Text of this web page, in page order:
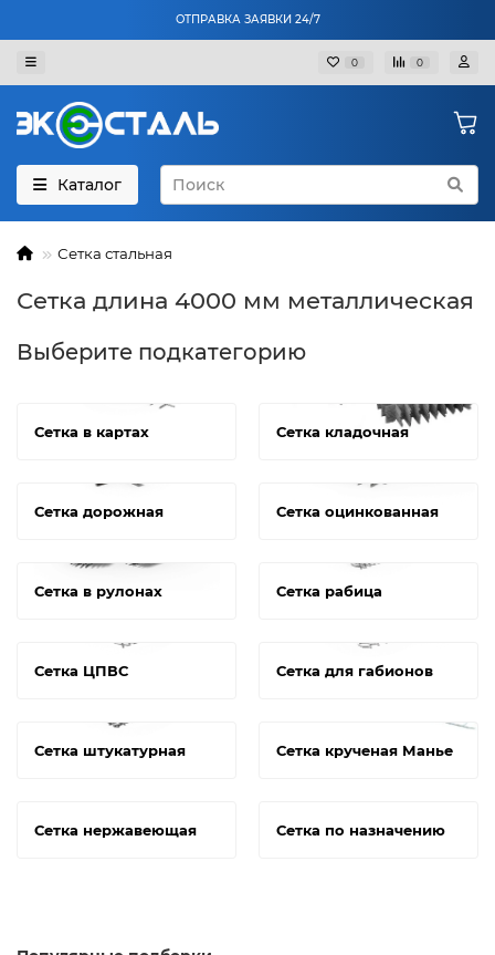
ОТПРАВКА ЗАЯВКИ 24/7
0 0
Каталог
Сетка стальная
Сетка длина 4000 мм металлическая
Выберите подкатегорию
Сетка в картах Сетка кладочная
Сетка дорожная Сетка оцинкованная
Сетка в рулонах Сетка рабица
Сетка ЦПВС Сетка для габионов
Сетка штукатурная Сетка крученая Манье
Сетка нержавеющая Сетка по назначению